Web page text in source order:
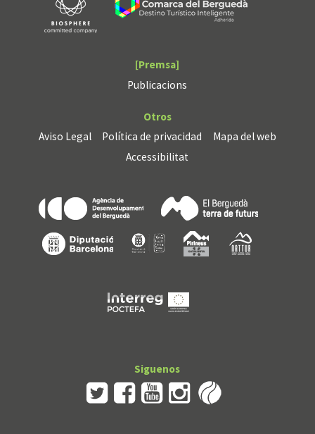
[Premsa]
Publicacions
Otros
Aviso Legal
Política de privacidad
Mapa del web
Accessibilitat
Siguenos